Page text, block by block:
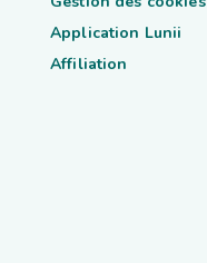
Application Lunii
Affiliation